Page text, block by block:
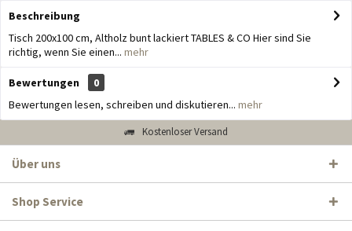
Beschreibung
Tisch 200x100 cm, Altholz bunt lackiert TABLES & CO Hier sind Sie
richtig, wenn Sie einen... mehr
Bewertungen
0
Bewertungen lesen, schreiben und diskutieren... mehr
Kostenloser Versand
Über uns
Shop Service